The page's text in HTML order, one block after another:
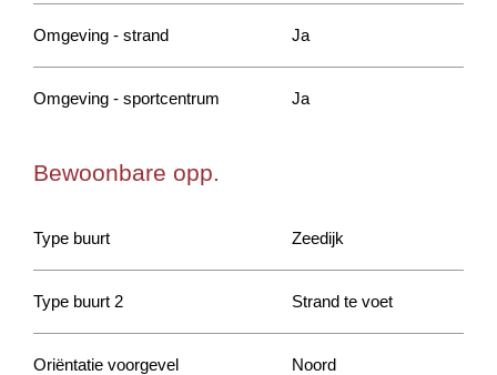
Omgeving - strand Ja
Omgeving - sportcentrum Ja
Bewoonbare opp.
Type buurt Zeedijk
Type buurt 2 Strand te voet
Oriëntatie voorgevel Noord